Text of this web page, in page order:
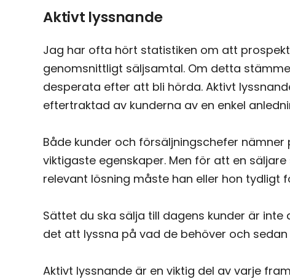
Aktivt lyssnande
Jag har ofta hört statistiken om att
genomsnittligt säljsamtal. Om detta
desperata efter att bli hörda. Aktivt
eftertraktad av kunderna av en enkel
Både kunder och försäljningschefer
viktigaste egenskaper. Men för att en
relevant lösning måste han eller hon tydligt
Sättet du ska sälja till dagens kunder är
det att lyssna på vad de behöver och
Aktivt lyssnande är en viktig del av varje